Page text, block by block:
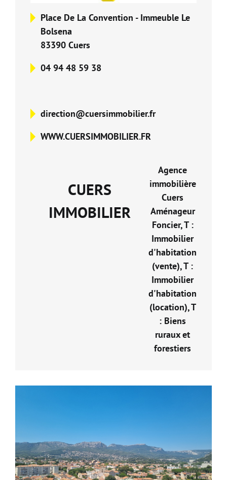
Nos Formations
Place De La Convention - Immeuble Le
Bolsena
83390 Cuers
04 94 48 59 38
direction@cuersimmobilier.fr
WWW.CUERSIMMOBILIER.FR
CUERS
IMMOBILIER
Agence
immobilière
Cuers
Aménageur
Foncier, T :
Immobilier
d'habitation
(vente), T :
Immobilier
d'habitation
(location), T
: Biens
ruraux et
forestiers